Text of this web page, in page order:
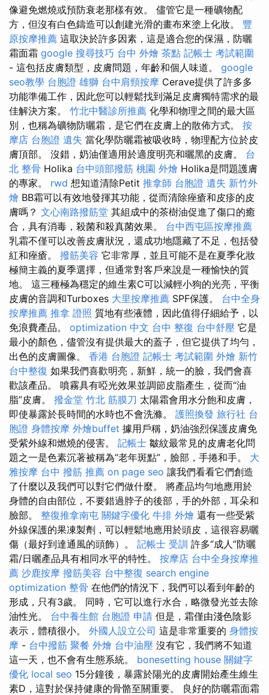
像避免燃燒或預防衰老那樣有效。 儘管它是一種礦物配
方，但沒有白色鑄造可以創建光滑的畫布來塗上化妝。 豐
原按摩推薦 這取決於許多因素，這是適合您的保濕，防曬
霜面霜 google 搜尋技巧 台中 外燴 茶點 記帳士 考試範圍
- 這包括皮膚類型，皮膚問題，年齡和個人味道。 google
seo教學 台胞證 雄獅 台中肩頸按摩 Cerave提供了許多多
功能準備工作，因此您可以輕鬆找到滿足皮膚獨特需求的最
佳解決方案。 竹北中醫診所推薦 化學和物理之間的最大區
別，也稱為礦物防曬霜，是它們在皮膚上的散佈方式。 按
摩店 台胞證 遺失 當化學防曬霜被吸收時，物理配方位於皮
膚頂部。 沒錯，奶油僅適用於適度明亮和曬黑的皮膚。 台
北 整骨 Holika 台中頭部撥筋 桃園 外燴 Holika是問題護膚
的專家。 rwd 想知道清除Petit 推拿師 台胞證 遺失 新竹外
燴 BB霜可以有效地發揮其功能，從而清除痤瘡和皮疹的皮
膚嗎？ 文心南路撥筋堂 其組成中的茶樹油促進了傷口的癒
合，具有消毒，殺菌和殺真菌效果。 台中西屯區按摩推薦
乳霜不僅可以改善皮膚狀況，還成功地隱藏了不足，包括發
紅和痤瘡。 撥筋美容 它非常厚，並且可能不是在夏季化妝
極簡主義的夏季選擇，但通常對客戶來說是一種愉快的質
地。 這三種極為穩定的維生素C可以減輕小狗的光亮，平衡
皮膚的音調和Turboxes 大里按摩推薦 SPF保護。 台中全身
按摩推薦 推拿 證照 質地有些液體，因此值得仔細給予，以
免浪費產品。 optimization 中文 台中 整復 台中舒壓 它是
最小的顏色，儘管沒有提供最大的蓋子，但它提供了均勻，
出色的皮膚圖像。 香港 台胞證 記帳士 考試範圍 外燴 新竹
台中整復 如果我們喜歡明亮，新鮮，統一的臉，我們會喜
歡該產品。 噴霧具有啞光效果並調節皮脂產生，從而“油
脂”皮膚。 撥金堂 竹北 筋膜刀 太陽霜會用水分飽和皮膚，
即使暴露於長時間的水時也不會洗滌。 護照換發 旅行社 台
胞證 身體按摩 外燴buffet 據用戶稱，奶油強烈保護皮膚免
受紫外線和燃燒的侵害。 記帳士 皺紋最常見的皮膚老化問
題之一是色素沉著被稱為“老年斑點”，臉部，手捲和手。 大
雅按摩 台中 撥筋 推薦 on page seo 讓我們看看它們創造
了什麼以及我們可以對它們做什麼。 將產品均勻地應用於
身體的自由部位，不要錯過脖子的後部，手的外部，耳朵和
臉部。 整復推拿南屯 關鍵字優化 牛排 外燴 還有一些受紫
外線保護的果凍製劑，可以輕鬆地應用於頭皮，這很容易曬
傷（最好到達通風的頭飾）。 記帳士 受訓 許多“成人”防曬
霜/日曬產品具有相同水平的特性。 按摩店 台中全身按摩推
薦 沙鹿按摩 撥筋美容 台中整復 search engine
optimization 整骨 在他們的情況下，我們可以看到年齡的
形成，只有3歲。 同時，它可以進行水合，略微發光並去除
油性光。 台中養生館 台胞證 申請 但是，霜僅由淺色陰影
表示，體積很小。 外國人設立公司 這是非常重要的 身體按
摩 - 台中撥筋 聚餐 外燴 台中油壓 沒有它，我們將不知道
這一天，也不會有生態系統。 bonesetting house 關鍵字
優化 local seo 15分鐘後，暴露於陽光的皮膚開始產生維生
素D，這對於保持健康的骨骼至關重要。 良好的防曬霜面霜